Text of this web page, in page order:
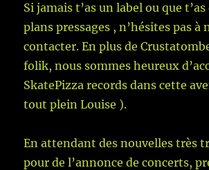
Si jamais t’as un label ou que
plans pressages , n’hésites pas à
contacter. En plus de
folik, nous sommes heureux
SkatePizza records dans cette
tout plein Louise ).
En attendant des nouvelles très
pour de l’annonce de concerts,